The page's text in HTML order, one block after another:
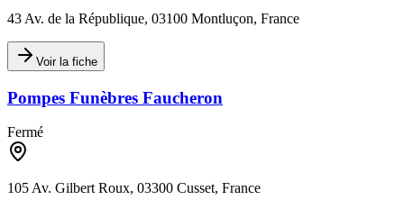
43 Av. de la République, 03100 Montluçon, France
Voir la fiche
Pompes Funèbres Faucheron
Fermé
105 Av. Gilbert Roux, 03300 Cusset, France